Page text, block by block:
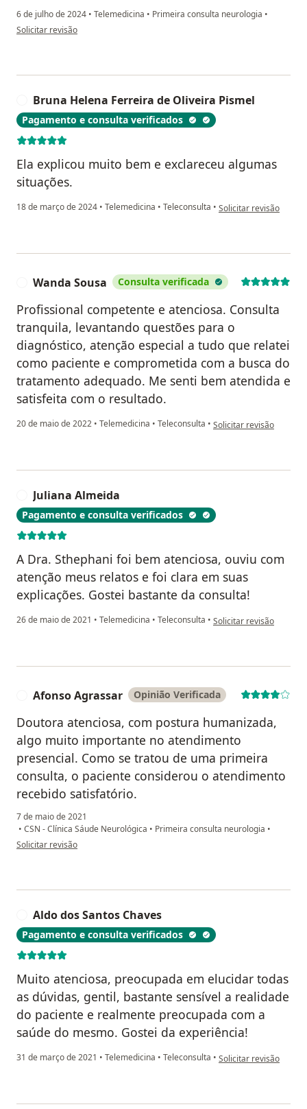
6 de julho de 2024 • Telemedicina • Primeira consulta neurologia •
na opinião do utilizador Eliene Oliveira da Silva Santos
Solicitar revisão
Bruna Helena Ferreira de Oliveira Pismel
Pagamento e consulta verificados
Ela explicou muito bem e exclareceu algumas
situações.
18 de março de 2024 • Telemedicina • Teleconsulta • na opinião do
Solicitar revisão
Wanda Sousa Consulta verificada
Profissional competente e atenciosa. Consulta
tranquila, levantando questões para o
diagnóstico, atenção especial a tudo que relatei
como paciente e comprometida com a busca do
tratamento adequado. Me senti bem atendida e
satisfeita com o resultado.
20 de maio de 2022 • Telemedicina • Teleconsulta • na opinião do utilizador
Solicitar revisão
Juliana Almeida
Pagamento e consulta verificados
A Dra. Sthephani foi bem atenciosa, ouviu com
atenção meus relatos e foi clara em suas
explicações. Gostei bastante da consulta!
26 de maio de 2021 • Telemedicina • Teleconsulta • na opinião do utilizador
Solicitar revisão
Afonso Agrassar Opinião Verificada
Doutora atenciosa, com postura humanizada,
algo muito importante no atendimento
presencial. Como se tratou de uma primeira
consulta, o paciente considerou o atendimento
recebido satisfatório.
7 de maio de 2021
• CSN - Clínica Sáude Neurológica • Primeira consulta neurologia •
na opinião do utilizador Afonso Agrassar
Solicitar revisão
Aldo dos Santos Chaves
Pagamento e consulta verificados
Muito atenciosa, preocupada em elucidar todas
as dúvidas, gentil, bastante sensível a realidade
do paciente e realmente preocupada com a
saúde do mesmo. Gostei da experiência!
31 de março de 2021 • Telemedicina • Teleconsulta • na opinião do
Solicitar revisão